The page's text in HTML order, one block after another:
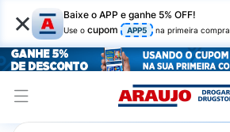
× Baixe o APP e ganhe 5% OFF!
Use o cupom APP5 na primeira compra